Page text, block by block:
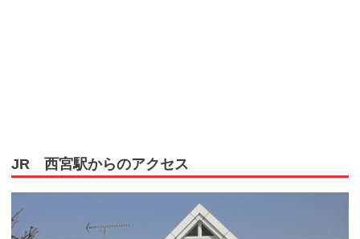
JR 西宮駅からのアクセス